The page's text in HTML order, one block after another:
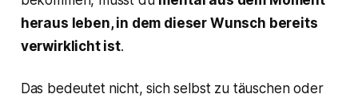
heraus leben, in dem dieser Wunsch bereits
verwirklicht ist.
Das bedeutet nicht, sich selbst zu täuschen oder